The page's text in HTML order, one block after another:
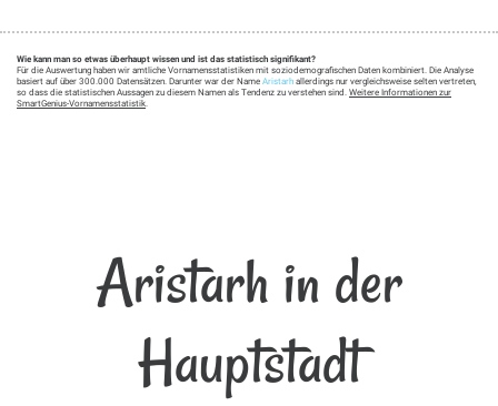
Wie kann man so etwas überhaupt wissen und ist das statistisch signifikant?
Für die Auswertung haben wir amtliche Vornamensstatistiken mit soziodemografischen Daten kombiniert. Die Analyse
basiert auf über 300.000 Datensätzen. Darunter war der Name Aristarh allerdings nur vergleichsweise selten vertreten,
so dass die statistischen Aussagen zu diesem Namen als Tendenz zu verstehen sind. Weitere Informationen zur
SmartGenius-Vornamensstatistik.
Aristarh in der
Hauptstadt